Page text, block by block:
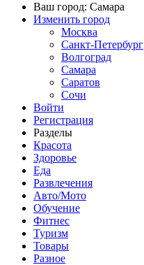
Ваш город: Самара
Изменить город
Москва
Санкт-Петербург
Волгоград
Самара
Саратов
Сочи
Войти
Регистрация
Разделы
Красота
Здоровье
Еда
Развлечения
Авто/Мото
Обучение
Фитнес
Туризм
Товары
Разное